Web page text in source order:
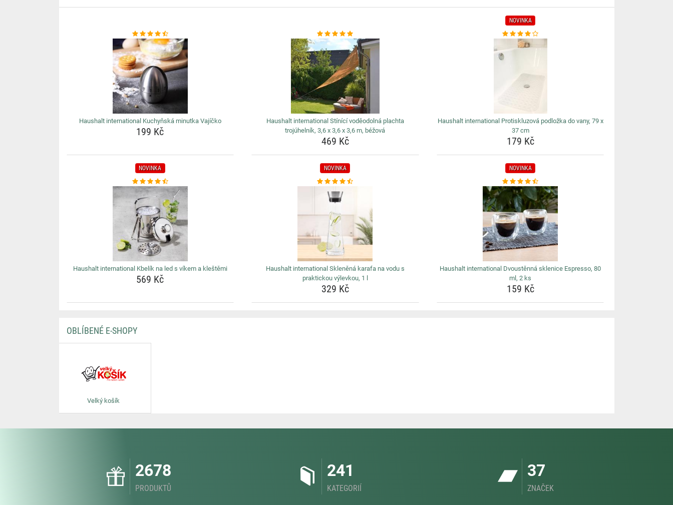
Haushalt international Kuchyňská minutka Vajíčko
199 Kč
Haushalt international Stínící voděodolná plachta
trojúhelník, 3,6 x 3,6 x 3,6 m, béžová
469 Kč
NOVINKA
Haushalt international Protiskluzová podložka do vany, 79 x
37 cm
179 Kč
NOVINKA
Haushalt international Kbelík na led s víkem a kleštěmi
569 Kč
NOVINKA
Haushalt international Skleněná karafa na vodu s
praktickou výlevkou, 1 l
329 Kč
NOVINKA
Haushalt international Dvoustěnná sklenice Espresso, 80
ml, 2 ks
159 Kč
OBLÍBENÉ E-SHOPY
Velký košík
2678
PRODUKTŮ
241
KATEGORIÍ
37
ZNAČEK